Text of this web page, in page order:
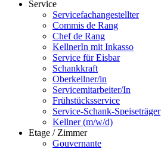
Service
Servicefachangestellter
Commis de Rang
Chef de Rang
KellnerIn mit Inkasso
Service für Eisbar
Schankkraft
Oberkellner/in
Servicemitarbeiter/In
Frühstücksservice
Service-Schank-Speiseträger
Kellner (m/w/d)
Etage / Zimmer
Gouvernante